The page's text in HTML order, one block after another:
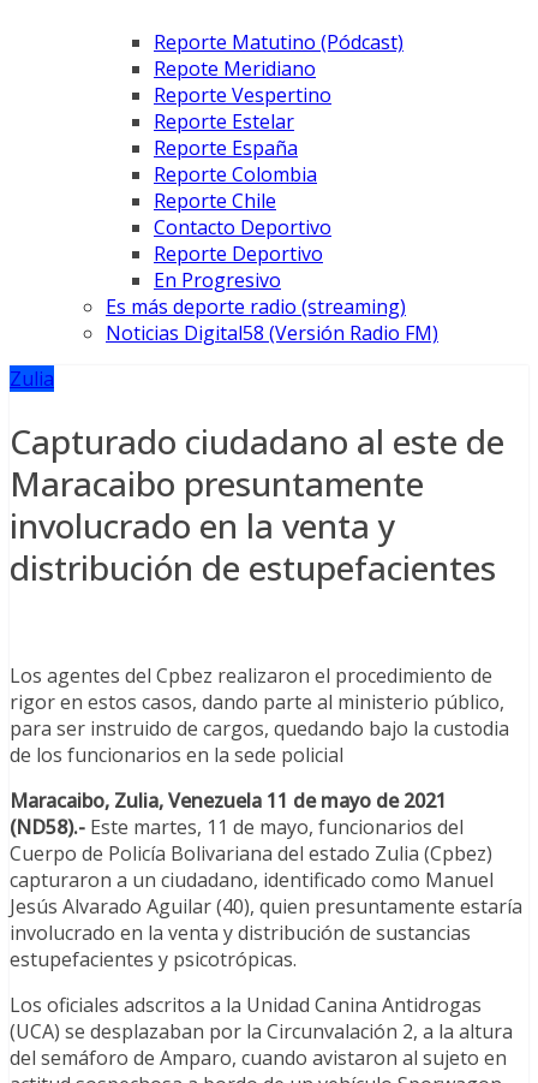
Reporte Matutino (Pódcast)
Repote Meridiano
Reporte Vespertino
Reporte Estelar
Reporte España
Reporte Colombia
Reporte Chile
Contacto Deportivo
Reporte Deportivo
En Progresivo
Es más deporte radio (streaming)
Noticias Digital58 (Versión Radio FM)
Zulia
Capturado ciudadano al este de
Maracaibo presuntamente
involucrado en la venta y
distribución de estupefacientes
Los agentes del Cpbez realizaron el procedimiento de
rigor en estos casos, dando parte al ministerio público,
para ser instruido de cargos, quedando bajo la custodia
de los funcionarios en la sede policial
Maracaibo, Zulia, Venezuela 11 de mayo de 2021
(ND58).- Este martes, 11 de mayo, funcionarios del
Cuerpo de Policía Bolivariana del estado Zulia (Cpbez)
capturaron a un ciudadano, identificado como Manuel
Jesús Alvarado Aguilar (40), quien presuntamente estaría
involucrado en la venta y distribución de sustancias
estupefacientes y psicotrópicas.
Los oficiales adscritos a la Unidad Canina Antidrogas
(UCA) se desplazaban por la Circunvalación 2, a la altura
del semáforo de Amparo, cuando avistaron al sujeto en